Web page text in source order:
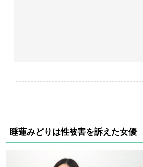
睡蓮みどりは性被害を訴えた女優